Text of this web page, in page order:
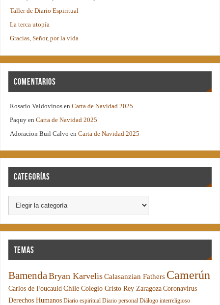
Taller de Diario Espiritual
La terca utopía
Gracias, Señor, por la vida
Comentarios
Rosario Valdovinos enCarta de Navidad 2025
Paquy enCarta de Navidad 2025
Adoracion Buil Calvo enCarta de Navidad 2025
Categorías
Temas
Bamenda Bryan KarvelisCalasanzian Fathers Camerún
Carlos de Foucauld Chile Colegio Cristo Rey Zaragoza Coronavirus
Derechos Humanos Diario espiritual Diario personal Diálogo interreligioso